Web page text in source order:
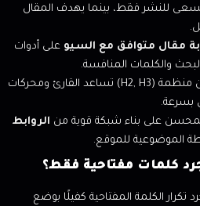
للنشر فقط، بينما يهدف المقال
مقال متوافق مع السيو على أدوات
والكلمات المنافسة.
نستخدم عناوين منظمة (H2, H3) تساعد القارئ ومحركات
بسرعة.
على بناء شبكة قوية من الروابط
الموضوعية للموقع.
كلمات مفتاحية فقط؟
تكرار الكلمة المفتاحية كفيلًا بوضع